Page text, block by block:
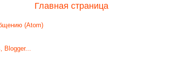
Главная страница
(Atom)